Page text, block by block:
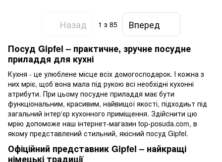
Назад 1 з 85
Вперед
Посуд Gipfel – практичне, зручне посудне
приладдя для кухні
Кухня - це улюблене місце всіх домогосподарок. І кожна з
них мріє, щоб вона мала під рукою всі необхідні кухонні
атрибути. При цьому посудне приладдя має бути
функціональним, красивим, найвищої якості, підходиьт під
загальний інтер'єр кухонного приміщення. Здійснити цю
мрію допоможе наш інтернет-магазин top-posuda.com, в
якому представлений стильний, якісний посуд Gipfel.
Офіційний представник Gipfel – найкращі
німецькі традиції